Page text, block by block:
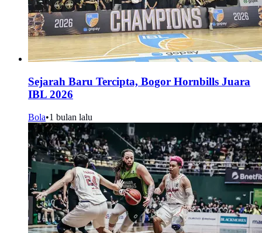
Sejarah Baru Tercipta, Bogor Hornbills Juara
IBL 2026
Bola•1 bulan lalu